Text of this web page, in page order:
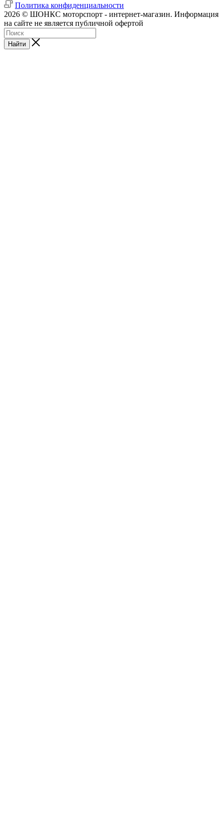
Политика конфиденциальности
2026 © ШОНКС моторспорт - интернет-магазин. Информация
на сайте не является публичной офертой
Найти